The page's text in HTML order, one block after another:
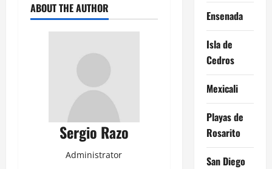
ABOUT THE AUTHOR
Sergio Razo
Administrator
Ensenada
Isla de
Cedros
Mexicali
Playas de
Rosarito
San Diego